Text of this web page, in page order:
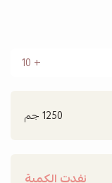
10
1250 جم
نفدت الكمية